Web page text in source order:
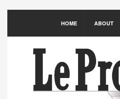
HOME ABOUT